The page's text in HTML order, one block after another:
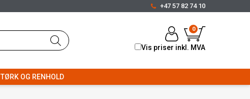
+47 57 82 74 10
0
Vis priser inkl. MVA
TØRK OG RENHOLD